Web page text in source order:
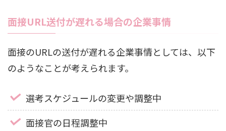
面接URL送付が遅れる場合の企業事情
面接のURLの送付が遅れる企業事情としては、以下
のようなことが考えられます。
選考スケジュールの変更や調整中
面接官の日程調整中